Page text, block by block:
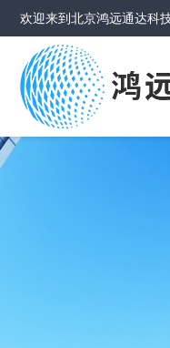
欢迎来到北京鸿远通达科